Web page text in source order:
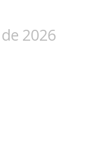
2026